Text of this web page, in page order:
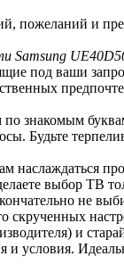
пожеланий и
Samsung
под ваши
знакомым
Будьте
наслаждаться
выбор ТВ
не
и
и условия.